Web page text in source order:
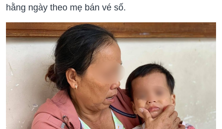
hằng ngày theo mẹ bán vé số.